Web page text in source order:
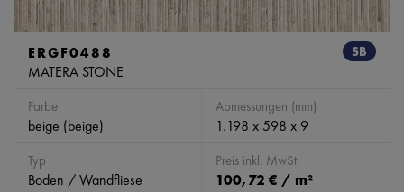
SB
ERGF0488
MATERA STONE
Farbe
beige (beige)
Abmessungen (mm)
1.198 x 598 x 9
Typ
Boden / Wandfliese
Preis inkl. MwSt.
100,72 € / m²